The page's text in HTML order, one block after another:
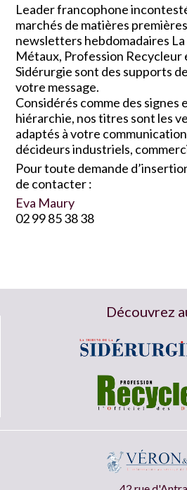
Leader francophone
marchés de matières
newsletters hebdomadaires
Métaux, Profession Recycleur
Sidérurgie sont des supports
votre message.
Considérés comme des signes
hiérarchie, nos titres sont les
adaptés à votre
décideurs industriels,
Pour toute demande
de contacter :
Eva Maury
02 99 85 38 38
Découvrez